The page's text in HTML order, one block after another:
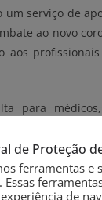
serviço de
ao novo
aos
para
que estão
se
de Proteção
ferramentas e
Essas
de